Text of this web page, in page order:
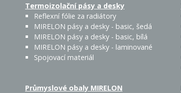
Termoizolační pásy a desky
Reflexní fólie za radiátory
MIRELON pásy a desky - basic, šedá
MIRELON pásy a desky - basic, bílá
MIRELON pásy a desky - laminované
Spojovací materiál
Průmyslové obaly MIRELON